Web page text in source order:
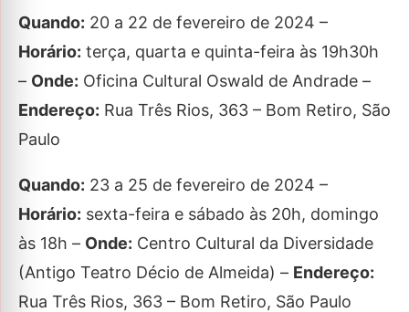
Quando: 20 a 22 de fevereiro de 2024 –
Horário: terça, quarta e quinta-feira às 19h30h
– Onde: Oficina Cultural Oswald de Andrade –
Endereço: Rua Três Rios, 363 – Bom Retiro, São
Paulo
Quando: 23 a 25 de fevereiro de 2024 –
Horário: sexta-feira e sábado às 20h, domingo
às 18h – Onde: Centro Cultural da Diversidade
(Antigo Teatro Décio de Almeida) – Endereço:
Rua Três Rios, 363 – Bom Retiro, São Paulo